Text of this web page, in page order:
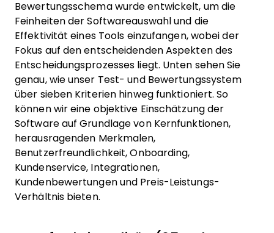
Bewertungsschema wurde entwickelt, um die
Feinheiten der Softwareauswahl und die
Effektivität eines Tools einzufangen, wobei der
Fokus auf den entscheidenden Aspekten des
Entscheidungsprozesses liegt. Unten sehen Sie
genau, wie unser Test- und Bewertungssystem
über sieben Kriterien hinweg funktioniert. So
können wir eine objektive Einschätzung der
Software auf Grundlage von Kernfunktionen,
herausragenden Merkmalen,
Benutzerfreundlichkeit, Onboarding,
Kundenservice, Integrationen,
Kundenbewertungen und Preis-Leistungs-
Verhältnis bieten.